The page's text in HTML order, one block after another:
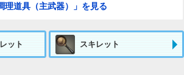
理道具（主武器）」を見る
ット スキレット